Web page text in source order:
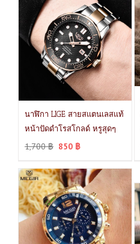
นาฬิกา LIGE สายสแตนเลสแท้
หน้าปัดดำโรสโกลด์ หรูสุดๆ
1,700฿ 850 ฿